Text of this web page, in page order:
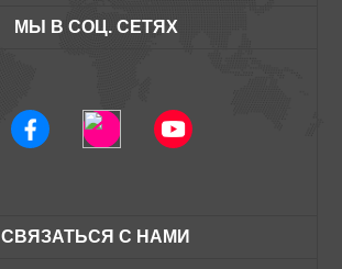
МЫ В СОЦ. СЕТЯХ
СВЯЗАТЬСЯ С НАМИ